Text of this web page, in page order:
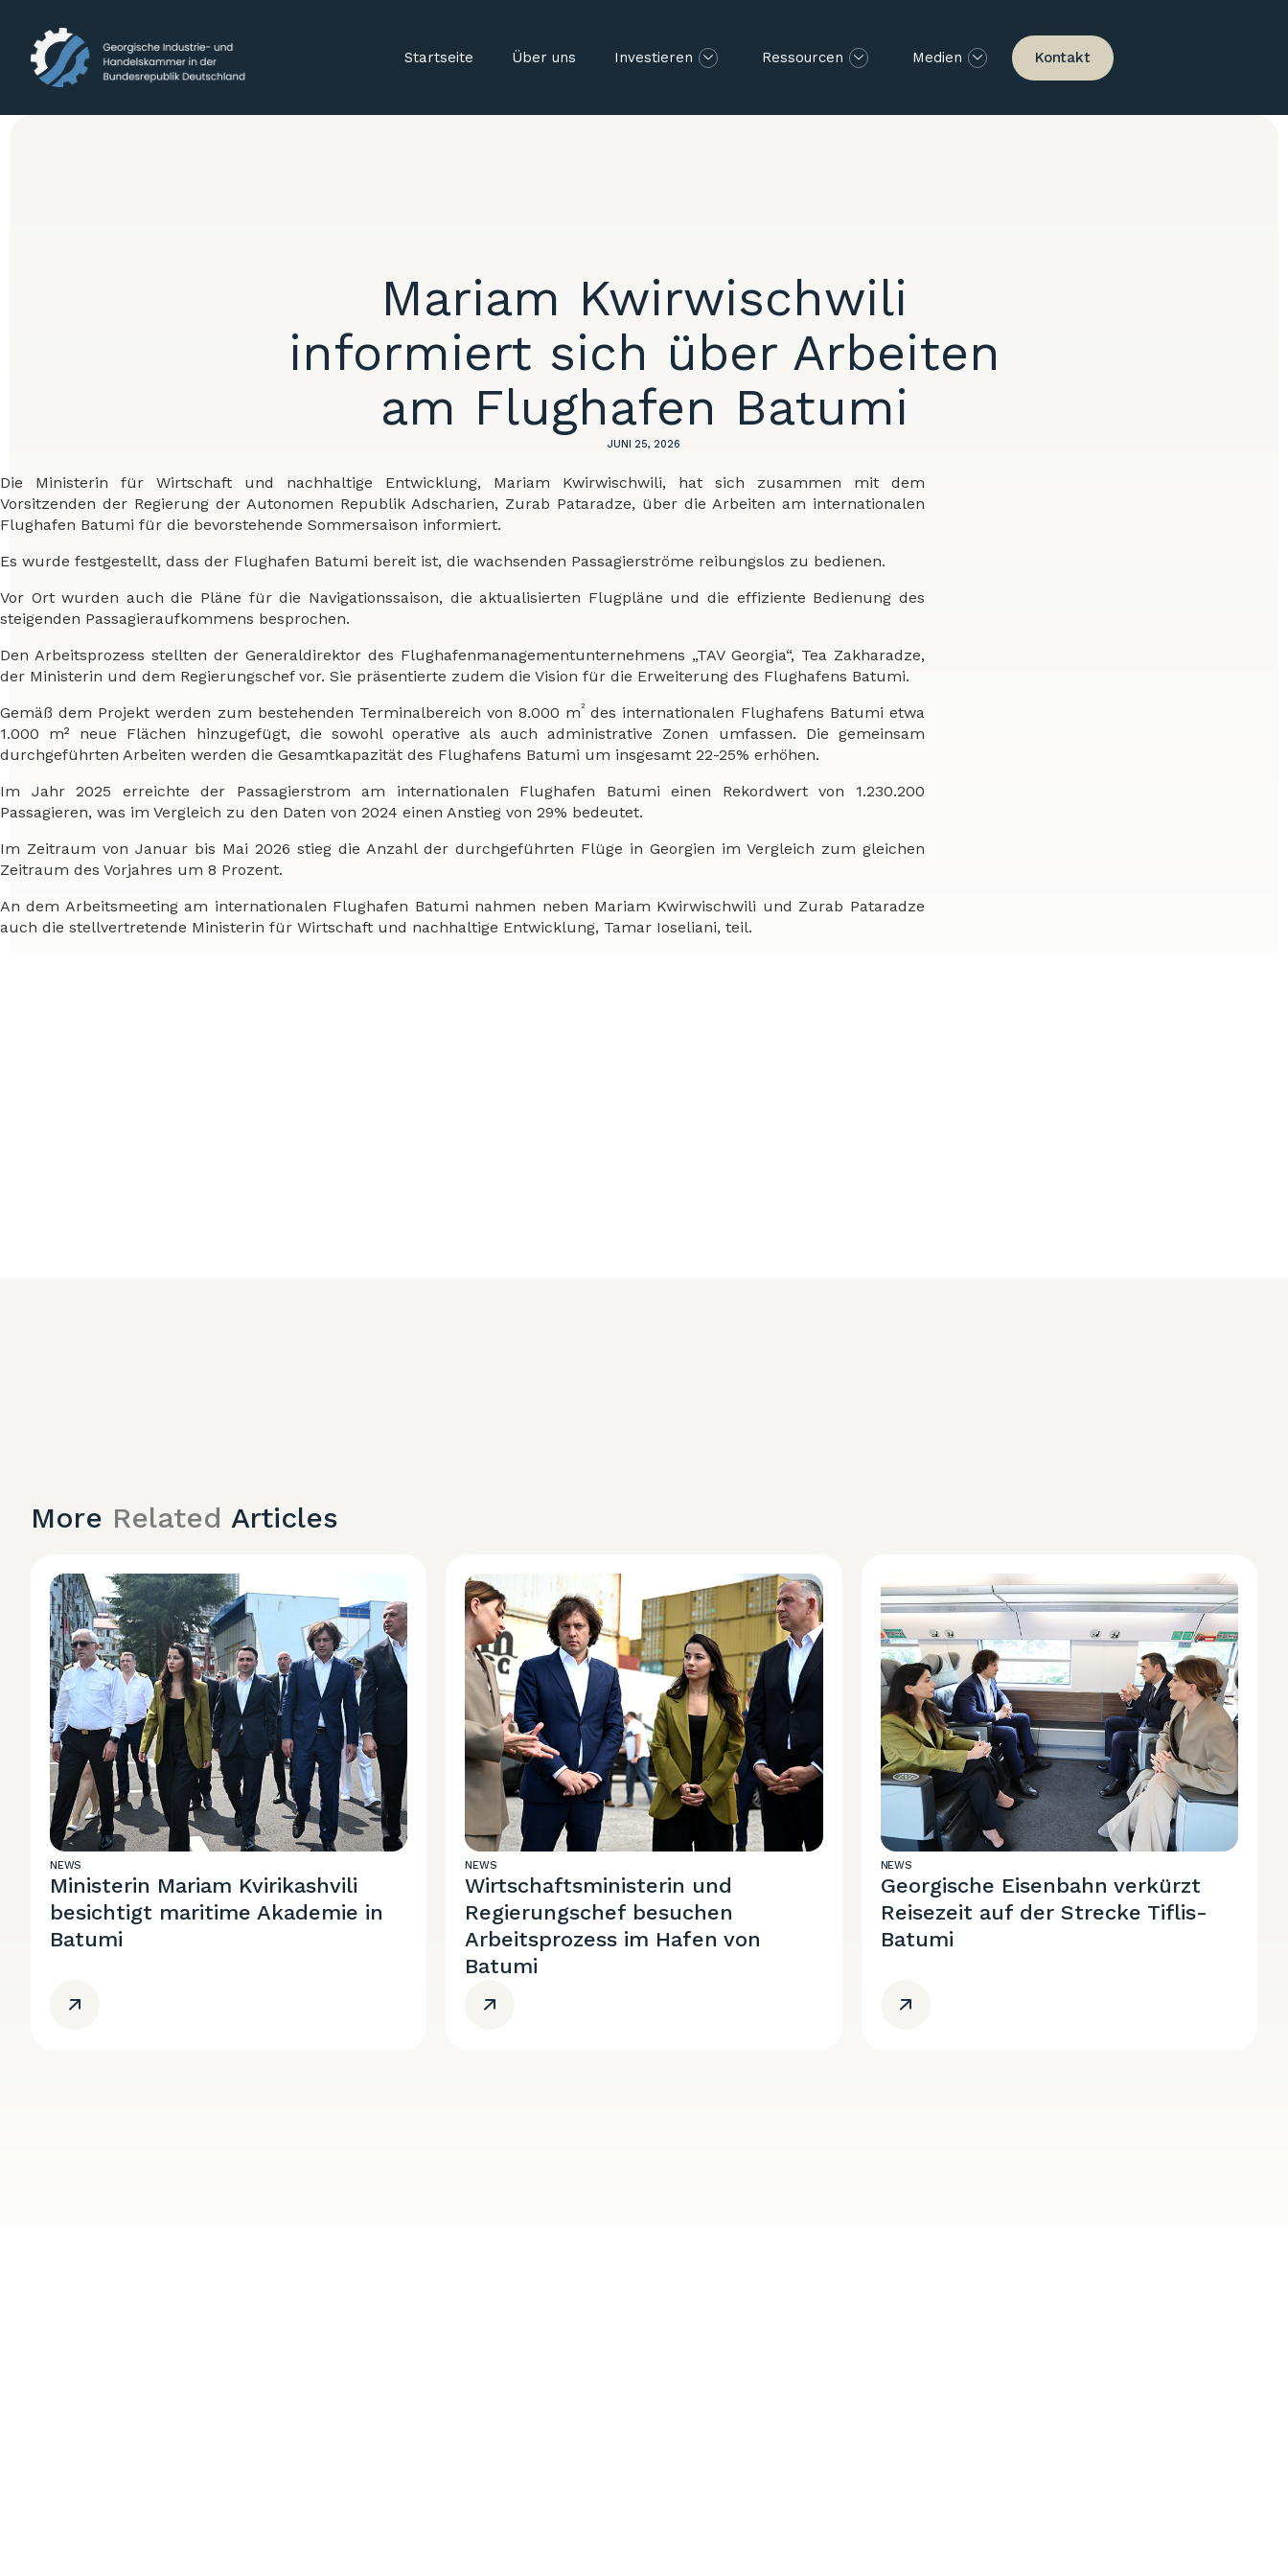
Startseite Über uns Investieren Ressourcen Medien Kontakt
Mariam Kwirwischwili
informiert sich über Arbeiten
am Flughafen Batumi
JUNI 25, 2026
Die Ministerin für Wirtschaft und nachhaltige Entwicklung, Mariam Kwirwischwili, hat sich zusammen mit dem
Vorsitzenden der Regierung der Autonomen Republik Adscharien, Zurab Pataradze, über die Arbeiten am internationalen
Flughafen Batumi für die bevorstehende Sommersaison informiert.
Es wurde festgestellt, dass der Flughafen Batumi bereit ist, die wachsenden Passagierströme reibungslos zu bedienen.
Vor Ort wurden auch die Pläne für die Navigationssaison, die aktualisierten Flugpläne und die effiziente Bedienung des
steigenden Passagieraufkommens besprochen.
Den Arbeitsprozess stellten der Generaldirektor des Flughafenmanagementunternehmens „TAV Georgia“, Tea Zakharadze,
der Ministerin und dem Regierungschef vor. Sie präsentierte zudem die Vision für die Erweiterung des Flughafens Batumi.
Gemäß dem Projekt werden zum bestehenden Terminalbereich von 8.000 m² des internationalen Flughafens Batumi etwa
1.000 m² neue Flächen hinzugefügt, die sowohl operative als auch administrative Zonen umfassen. Die gemeinsam
durchgeführten Arbeiten werden die Gesamtkapazität des Flughafens Batumi um insgesamt 22-25% erhöhen.
Im Jahr 2025 erreichte der Passagierstrom am internationalen Flughafen Batumi einen Rekordwert von 1.230.200
Passagieren, was im Vergleich zu den Daten von 2024 einen Anstieg von 29% bedeutet.
Im Zeitraum von Januar bis Mai 2026 stieg die Anzahl der durchgeführten Flüge in Georgien im Vergleich zum gleichen
Zeitraum des Vorjahres um 8 Prozent.
An dem Arbeitsmeeting am internationalen Flughafen Batumi nahmen neben Mariam Kwirwischwili und Zurab Pataradze
auch die stellvertretende Ministerin für Wirtschaft und nachhaltige Entwicklung, Tamar Ioseliani, teil.
More Related Articles
NEWS
Ministerin Mariam Kvirikashvili
besichtigt maritime Akademie in
Batumi
NEWS
Wirtschaftsministerin und
Regierungschef besuchen
Arbeitsprozess im Hafen von
Batumi
NEWS
Georgische Eisenbahn verkürzt
Reisezeit auf der Strecke Tiflis-
Batumi